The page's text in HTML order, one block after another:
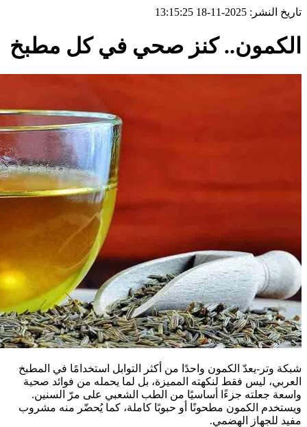
تاريخ النشر: 2025-11-18 13:15:25
الكمون.. كنز صحي في كل مطبخ
شبكة وتر-يعدّ الكمون واحدًا من أكثر التوابل استخدامًا في المطبخ
العربي، ليس فقط لنكهته المميزة، بل لما يحمله من فوائد صحية
واسعة جعلته جزءًا أساسيًا من الطب الشعبي على مرّ السنين.
ويستخدم الكمون مطحونًا أو حبوبًا كاملة، كما يُحضّر منه مشروب
مفيد للجهاز الهضمي.